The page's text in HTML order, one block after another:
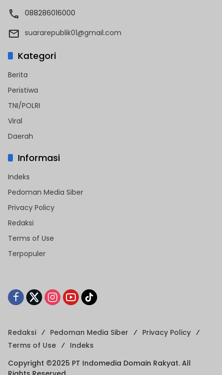
088286016000
suararepublik01@gmail.com
Kategori
Berita
Peristiwa
TNI/POLRI
Viral
Daerah
Informasi
Indeks
Pedoman Media Siber
Privacy Policy
Redaksi
Terms of Use
Terpopuler
Redaksi Pedoman Media Siber
Privacy Policy
Terms of Use
Indeks
Copyright ©2025 PT Indomedia Domain Rakyat. All